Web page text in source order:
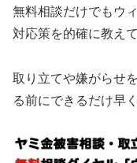
無料相談だけでもウ
対応策を的確に教え
取り立てや嫌がらせ
る前にできるだけ早